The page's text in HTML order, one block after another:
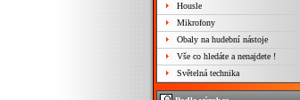
Housle
Mikrofony
Obaly na hudební nástoje
Vše co hledáte a nenajdete !
Světelná technika